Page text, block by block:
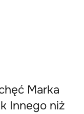
Marka
Innego niż